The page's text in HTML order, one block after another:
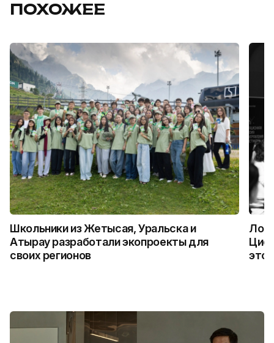
ПОХОЖЕЕ
Школьники из Жетысая, Уральска и
Атырау разработали экопроекты для
своих регионов
это